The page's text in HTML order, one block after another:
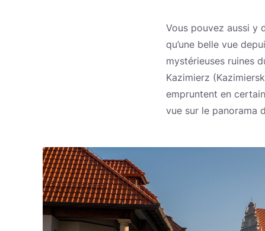
Vous pouvez aussi y
qu’une belle vue
mystérieuses ruines
Kazimierz
empruntent en
vue sur le panorama